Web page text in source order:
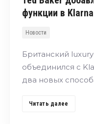
функции в Klarna
Новости
Британский
объединился с
два новых
Читать далее